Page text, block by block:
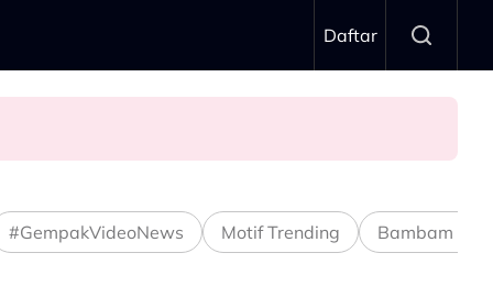
Daftar
ALPHA
#GempakVideoNews Motif Trending Bambam